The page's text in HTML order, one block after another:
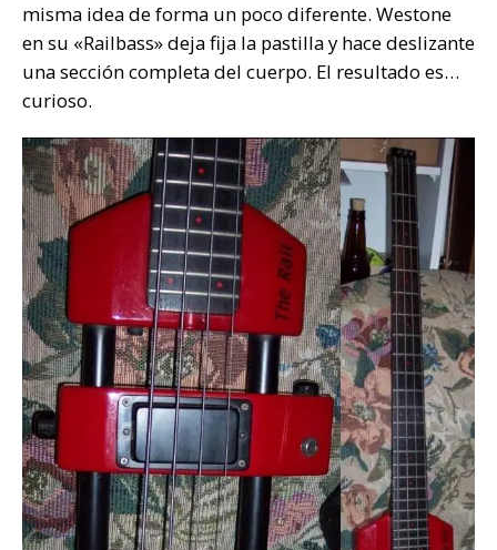
misma idea de forma un poco diferente. Westone
en su «Railbass» deja fija la pastilla y hace deslizante
una sección completa del cuerpo. El resultado es…
curioso.